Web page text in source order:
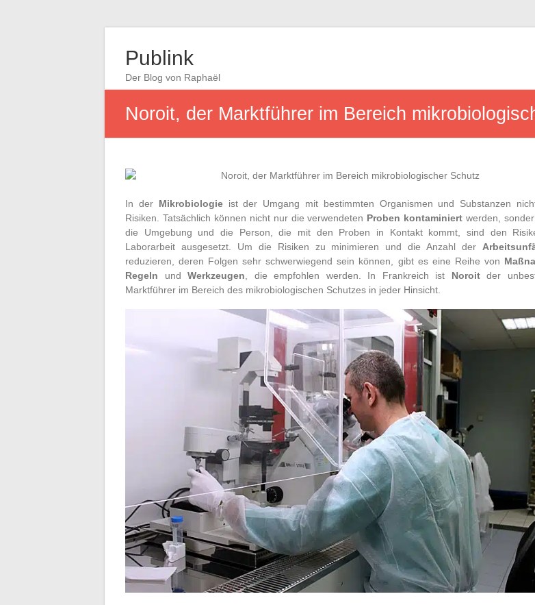
Publink
Der Blog von Raphaël
Noroit, der Marktführer im Bereich
In der Mikrobiologieist der Umgang mit bestimmten Organismen und Substanzen
Risiken. Tatsächlich können nicht nur die verwendeten Proben kontaminiert werden,
die Umgebung und die Person, die mit den Proben in Kontakt kommt, sind den
Laborarbeit ausgesetzt. Um die Risiken zu minimieren und die Anzahl der
reduzieren, deren Folgen sehr schwerwiegend sein können, gibt es eine Reihe von
Regeln undWerkzeugen , die empfohlen werden. In Frankreich ist Noroitder
Marktführer im Bereich des mikrobiologischen Schutzes in jeder Hinsicht.